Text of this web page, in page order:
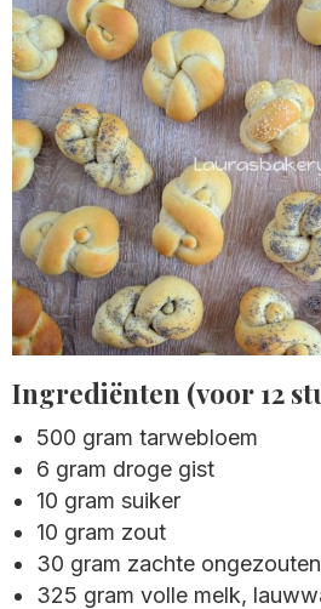
Ingrediënten (voor 12
500 gram tarwebloem
6 gram droge gist
10 gram suiker
10 gram zout
30 gram zachte
325 gram volle melk,